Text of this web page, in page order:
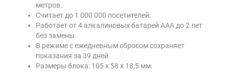
метров.
Считает до 1 000 000 посетителей.
Работает от 4 алкалиновых батарей ААA до 2 лет
без замены.
В режиме с ежедневным сбросом сохраняет
показания за 39 дней.
Размеры блока: 105 х 58 х 18,5 мм.